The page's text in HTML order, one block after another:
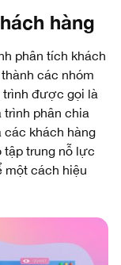
hàng
phân tích khách
các nhóm
được gọi là
trình phân chia
các khách hàng
trung nỗ lực
một cách hiệu